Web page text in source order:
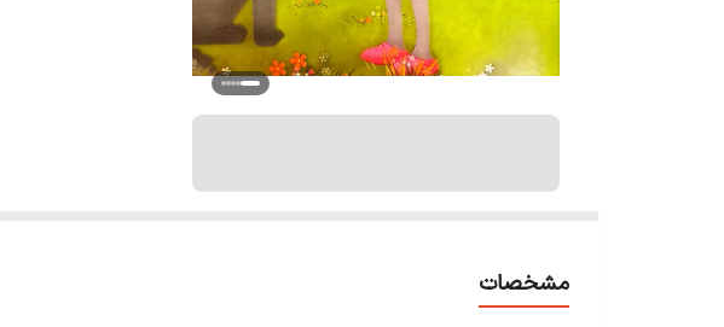
مشخصات